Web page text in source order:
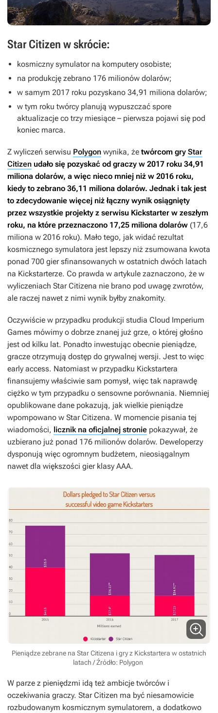
Star Citizen w skrócie:
kosmiczny symulator na komputery osobiste;
na produkcję zebrano 176 milionów dolarów;
w samym 2017 roku pozyskano 34,91 miliona dolarów;
w tym roku twórcy planują wypuszczać spore
aktualizacje co trzy miesiące – pierwsza pojawi się pod
koniec marca.
Z wyliczeń serwisu Polygon wynika, że twórcom gry Star
Citizen udało się pozyskać od graczy w 2017 roku 34,91
miliona dolarów, a więc nieco mniej niż w 2016 roku,
kiedy to zebrano 36,11 miliona dolarów. Jednak i tak jest
to zdecydowanie więcej niż łączny wynik osiągnięty
przez wszystkie projekty z serwisu Kickstarter w zeszłym
roku, na które przeznaczono 17,25 miliona dolarów (17,6
miliona w 2016 roku). Mało tego, jak widać rezultat
kosmicznego symulatora jest lepszy niż zsumowana kwota
ponad 700 gier sfinansowanych w ostatnich dwóch latach
na Kickstarterze. Co prawda w artykule zaznaczono, że w
wyliczeniach Star Citizena nie brano pod uwagę zwrotów,
ale raczej nawet z nimi wynik byłby znakomity.
Oczywiście w przypadku produkcji studia Cloud Imperium
Games mówimy o dobrze znanej już grze, o której głośno
jest od kilku lat. Ponadto inwestując obecnie pieniądze,
gracze otrzymują dostęp do grywalnej wersji. Jest to więc
early access. Natomiast w przypadku Kickstartera
finansujemy właściwie sam pomysł, więc tak naprawdę
ciężko w tym przypadku o sensowne porównania. Niemniej
opublikowane dane pokazują, jak wielkie pieniądze
wpompowano w Star Citizena. W momencie pisania tej
wiadomości, licznik na oficjalnej stronie pokazywał, że
uzbierano już ponad 176 milionów dolarów. Deweloperzy
dysponują więc ogromnym budżetem, nieosiągalnym
nawet dla większości gier klasy AAA.
Pieniądze zebrane na Star Citizena i gry z Kickstartera w ostatnich
latach / Źródło: Polygon
W parze z pieniędzmi idą też ambicje twórców i
oczekiwania graczy. Star Citizen ma być niesamowicie
rozbudowanym kosmicznym symulatorem, a dodatkowo